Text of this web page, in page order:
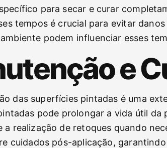
para secar e curar
tempos é crucial para evitar
podem influenciar esses
e
das superfícies pintadas é uma
pode prolongar a vida útil da
a realização de retoques quando
cuidados pós-aplicação,